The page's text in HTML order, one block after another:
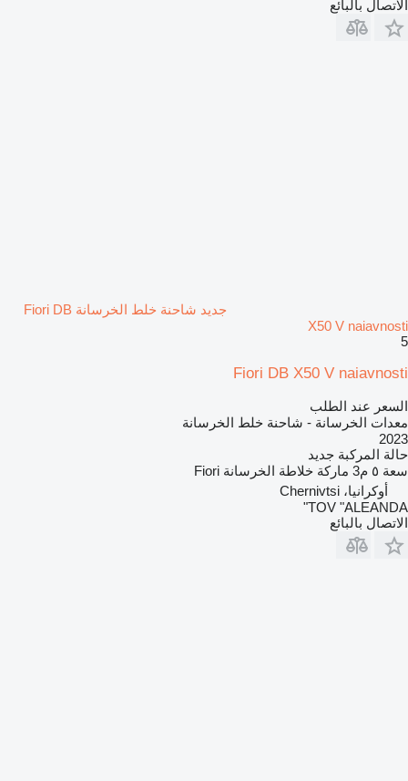
الاتصال بالبائع
جديد شاحنة خلط الخرسانة Fiori DB
X50 V naiavnosti
5
Fiori DB X50 V naiavnosti
السعر عند الطلب
معدات الخرسانة - شاحنة خلط الخرسانة
2023
حالة المركبة جديد
سعة ٥ م3 ماركة خلاطة الخرسانة Fiori
أوكرانيا، Chernivtsi
TOV "ALEANDA"
الاتصال بالبائع